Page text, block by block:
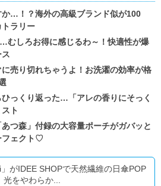
か…！？海外の高級ブランド似が100
トラリー
むしろお得に感じるわ～！快適性が爆
売り切れちゃうよ！お洗濯の効率が格
っくり返った…「アレの香りにそっく
ト
つ森」付録の大容量ポーチがガバッと
フェクト♡
」がIDEE SHOPで天然繊維の日傘POP
光をやわらか...